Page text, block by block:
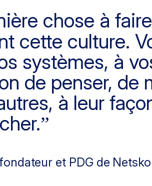
chose à
cette culture.
systèmes, à
de penser, de
à leur
et PDG de